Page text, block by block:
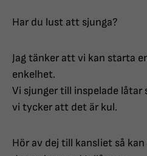
Har du lust att sjunga?
Jag tänker att vi kan starta
enkelhet.
Vi sjunger till inspelade låtar
vi tycker att det är kul.
Hör av dej till kansliet så